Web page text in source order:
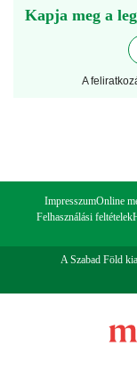
Kapja meg a
A
ImpresszumOnline
Felhasználási feltételek
A Szabad Föld